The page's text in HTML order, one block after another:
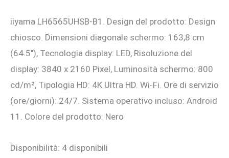
originale
era:
1.561,03 €.
attuale
è:
1.420,00 €.
iiyama LH6565UHSB-B1. Design del prodotto: Design
chiosco. Dimensioni diagonale schermo: 163,8 cm
(64.5″), Tecnologia display: LED, Risoluzione del
display: 3840 x 2160 Pixel, Luminosità schermo: 800
cd/m², Tipologia HD: 4K Ultra HD. Wi-Fi. Ore di servizio
(ore/giorni): 24/7. Sistema operativo incluso: Android
11. Colore del prodotto: Nero
Disponibilità: 4 disponibili